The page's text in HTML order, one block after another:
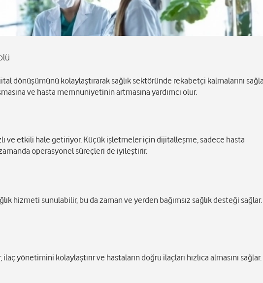
dönüşümünü kolaylaştırarak sağlık sektöründe rekabetçi kalmalarını
ve hasta memnuniyetinin artmasına yardımcı olur.
ve etkili hale getiriyor. Küçük işletmeler için dijitalleşme, sadece hasta
operasyonel süreçleri de iyileştirir.
hizmeti sunulabilir, bu da zaman ve yerden bağımsız sağlık desteği sağlar.
yönetimini kolaylaştırır ve hastaların doğru ilaçları hızlıca almasını sağlar.